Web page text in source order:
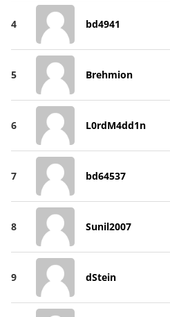
4 bd4941
5 Brehmion
6 L0rdM4dd1n
7 bd64537
8 Sunil2007
9 dStein